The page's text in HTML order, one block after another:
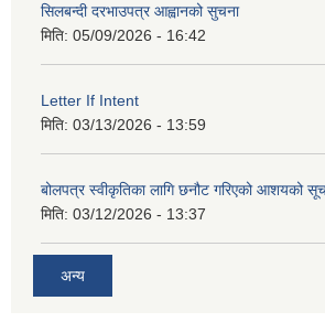
सिलबन्दी दरभाउपत्र आह्वानको सुचना
मिति: 05/09/2026 - 16:42
Letter If Intent
मिति: 03/13/2026 - 13:59
बोलपत्र स्वीकृतिका लागि छनौट गरिएको आशयको
मिति: 03/12/2026 - 13:37
अन्य